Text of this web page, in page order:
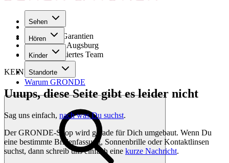
Sehen
Hören
Kinder
Standorte
Warum GRONDE
Seit 1971
GRONDE Garantien
8× im Raum Augsburg
Hochqualifiziertes Team
KEINE SORGE!
Uuups, diese Seite gibt es leider nicht
Sag uns einfach, nach was Du suchst.
Der GRONDE-Shop wird gerade für Dich umgebaut. Wenn Du
eine bestimmte Brillenfassung, Sonnenbrille oder Kontaktlinsen
suchst, dann schreib uns einfach eine kurze Nachricht.